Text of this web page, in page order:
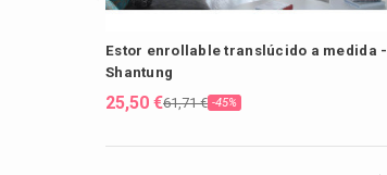
Estor enrollable translúcido a medida -
Shantung
25,50 €61,71 € -45%